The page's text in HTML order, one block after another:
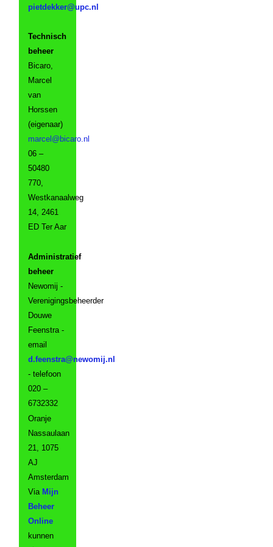
Technisch
beheer
Bicaro,
Marcel
van
Horssen
(eigenaar)
06 –
50480
770,
Westkanaalweg
14, 2461
ED Ter Aar
Administratief
beheer
Newomij -
Verenigingsbeheerder
Douwe
Feenstra -
email
- telefoon
020 –
6732332
Oranje
Nassaulaan
21, 1075
AJ
Amsterdam
ViaMijn
Beheer
Online
kunnen